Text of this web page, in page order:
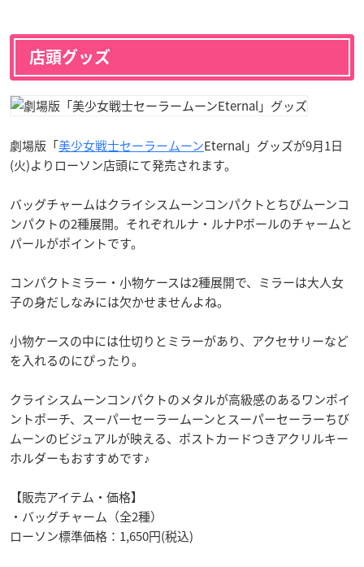
店頭グッズ
劇場版「美少女戦士セーラームーンEternal」グッズが9月1日
(火)よりローソン店頭にて発売されます。
バッグチャームはクライシスムーンコンパクトとちびムーンコ
ンパクトの2種展開。それぞれルナ・ルナPボールのチャームと
パールがポイントです。
コンパクトミラー・小物ケースは2種展開で、ミラーは大人女
子の身だしなみには欠かせませんよね。
小物ケースの中には仕切りとミラーがあり、アクセサリーなど
を入れるのにぴったり。
クライシスムーンコンパクトのメタルが高級感のあるワンポイ
ントポーチ、スーパーセーラームーンとスーパーセーラーちび
ムーンのビジュアルが映える、ポストカードつきアクリルキー
ホルダーもおすすめです♪
【販売アイテム・価格】
・バッグチャーム（全2種）
ローソン標準価格：1,650円(税込)